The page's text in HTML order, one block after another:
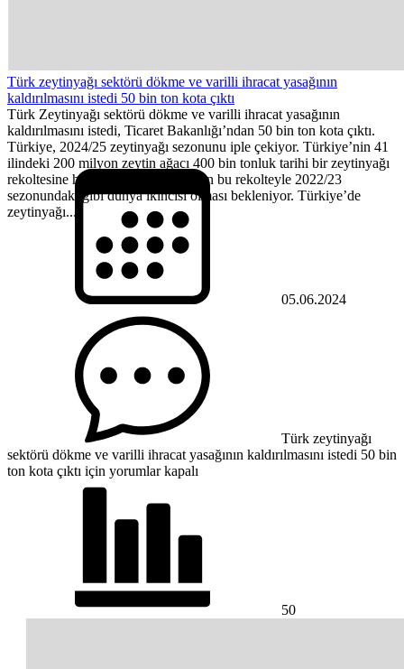
Türk zeytinyağı sektörü dökme ve varilli ihracat yasağının
kaldırılmasını istedi 50 bin ton kota çıktı
Türk Zeytinyağı sektörü dökme ve varilli ihracat yasağının
kaldırılmasını istedi, Ticaret Bakanlığı’ndan 50 bin ton kota çıktı.
Türkiye, 2024/25 zeytinyağı sezonunu iple çekiyor. Türkiye’nin 41
ilindeki 200 milyon zeytin ağacı 400 bin tonluk tarihi bir zeytinyağı
rekoltesine hazırlanıyor. Türkiye’nin bu rekolteyle 2022/23
sezonundaki gibi dünya ikincisi olması bekleniyor. Türkiye’de
zeytinyağı...
05.06.2024
Türk zeytinyağı
sektörü dökme ve varilli ihracat yasağının kaldırılmasını istedi 50 bin
ton kota çıktı için yorumlar kapalı
50